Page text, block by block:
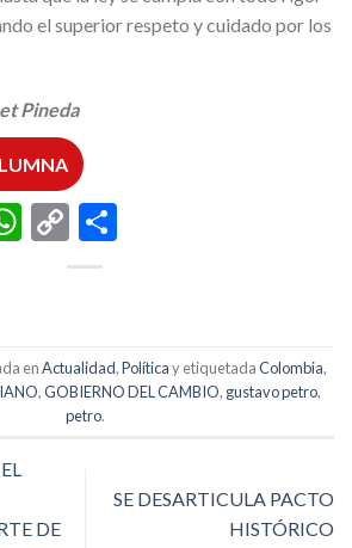
el superior respeto y cuidado por los
Pineda
WhatsApp
Copy
Link
enActualidad,Políticay etiquetadaColombia,
,GOBIERNO DEL CAMBIO, gustavo petro,
petro.
DE
SE DESARTICULA PACTO
HISTÓRICO